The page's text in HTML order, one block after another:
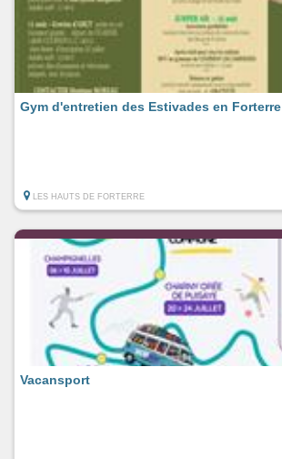
Gym d'entretien des Estivades en Forterre
LES HAUTS DE FORTERRE
Vacansport